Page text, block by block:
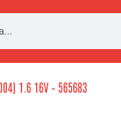
1.6 16V – 565683